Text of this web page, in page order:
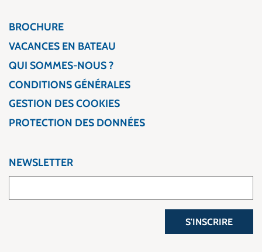
BROCHURE
VACANCES EN BATEAU
QUI SOMMES-NOUS ?
CONDITIONS GÉNÉRALES
GESTION DES COOKIES
PROTECTION DES DONNÉES
NEWSLETTER
S'INSCRIRE